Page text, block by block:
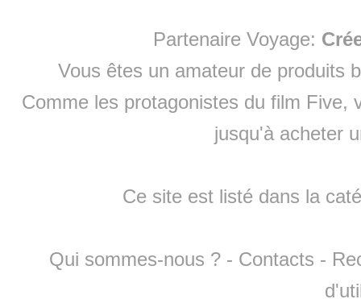
Partenaire Voyage:
Vous êtes un amateur de produits
Comme les protagonistes du film Five,
jusqu'à acheter
Ce site est listé dans la
Qui sommes-nous ? - Contacts -